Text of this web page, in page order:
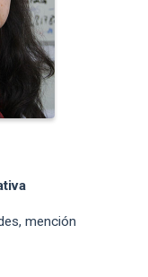
mención